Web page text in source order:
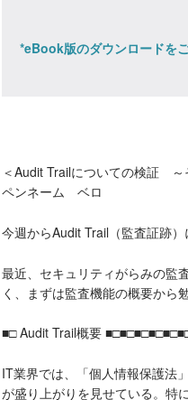
*eBook版のダウンロードを
＜Audit Trailについての検証 ～
ペンネーム ベロ
今週からAudit Trail（監査証跡）
最近、セキュリティがらみの監
く、まずは監査機能の概要から
■□ Audit Trail概要
IT業界では、「個人情報保護法
が盛り上がりを見せている。特